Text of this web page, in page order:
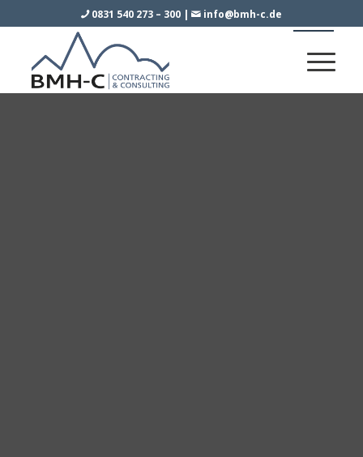
0831 540 273 – 300| info@bmh-c.de